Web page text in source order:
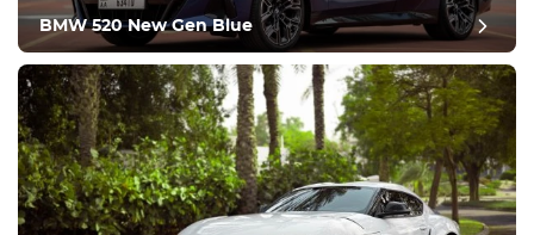
נהיגה
תנאי
BMW 520 New Gen Blue